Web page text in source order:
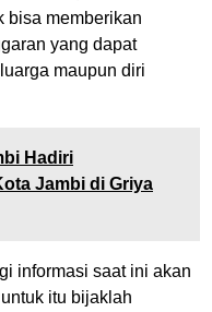
bisa memberikan
yang dapat
maupun diri
Hadiri
Jambi di Griya
informasi saat ini akan
itu bijaklah